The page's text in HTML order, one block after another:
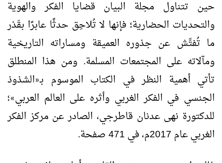
حين تتناول مجلة البيان قضايا الفكر والهوية
والتحديات الحضارية؛ فإنها لا تُلاحِق حدثًا عابرًا بقَدْر
ما تُفتِّش عن جذوره العميقة ومساراته التاريخية
ومآلاته على المجتمعات المسلمة. ومن هذا المنطلق
تأتي أهمية النظر في الكتاب الموسوم بـ«الشذوذ
الجنسي في الفكر الغربي وأثره على العالم العربي»؛
للدكتورة نهى عدنان قاطرجي، الصادر عن مركز الفكر
الغربي عام 2017م، في 471 صفحة.